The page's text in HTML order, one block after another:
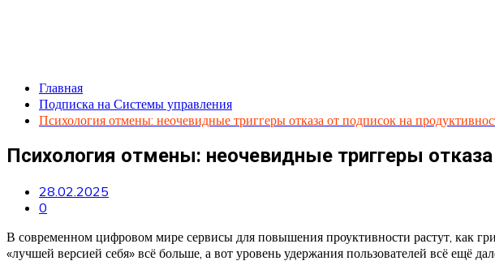
Главная
Подписка на Системы управления
Психология отмены: неочевидные триггеры отказа от подписок на
Психология отмены: неочевидные триггеры
28.02.2025
0
В современном цифровом мире сервисы для повышения проуктивности растут, как
«лучшей версией себя» всё больше, а вот уровень удержания пользователей всё ещё